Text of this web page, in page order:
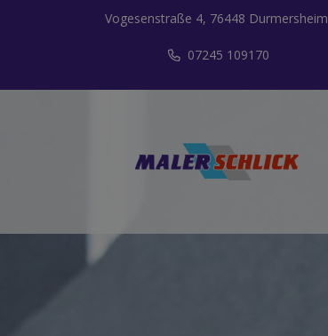
Vogesenstraße 4, 76448 Durmersheim
07245 109170